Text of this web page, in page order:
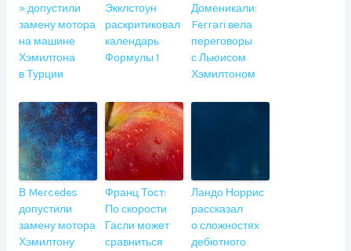
» допустили
замену мотора
на машине
Хэмилтона
в Турции
Экклстоун
раскритиковал
календарь
Формулы 1
Доменикали:
Ferrari вела
переговоры
с Льюисом
Хэмилтоном
В Mercedes
допустили
замену мотора
Хэмилтону
Франц Тост:
По скорости
Гасли может
сравниться
Ландо Норрис
рассказал
о сложностях
дебютного